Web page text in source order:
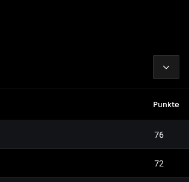
Punkte
76
72